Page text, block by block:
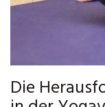
Die